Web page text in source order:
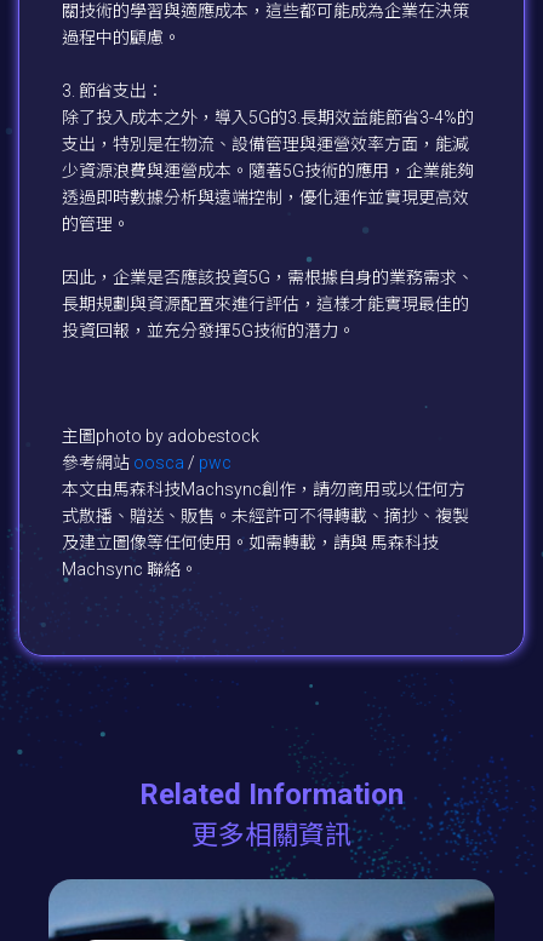
關技術的學習與適應成本，這些都可能成為企業在決策
過程中的顧慮。
3. 節省支出：
除了投入成本之外，導入5G的3.長期效益能節省3-4%的
支出，特別是在物流、設備管理與運營效率方面，能減
少資源浪費與運營成本。隨著5G技術的應用，企業能夠
透過即時數據分析與遠端控制，優化運作並實現更高效
的管理。
因此，企業是否應該投資5G，需根據自身的業務需求、
長期規劃與資源配置來進行評估，這樣才能實現最佳的
投資回報，並充分發揮5G技術的潛力。
主圖photo by adobestock
參考網站 oosca / pwc
本文由馬森科技Machsync創作，請勿商用或以任何方
式散播、贈送、販售。未經許可不得轉載、摘抄、複製
及建立圖像等任何使用。如需轉載，請與 馬森科技
Machsync 聯絡。
Related Information
更多相關資訊